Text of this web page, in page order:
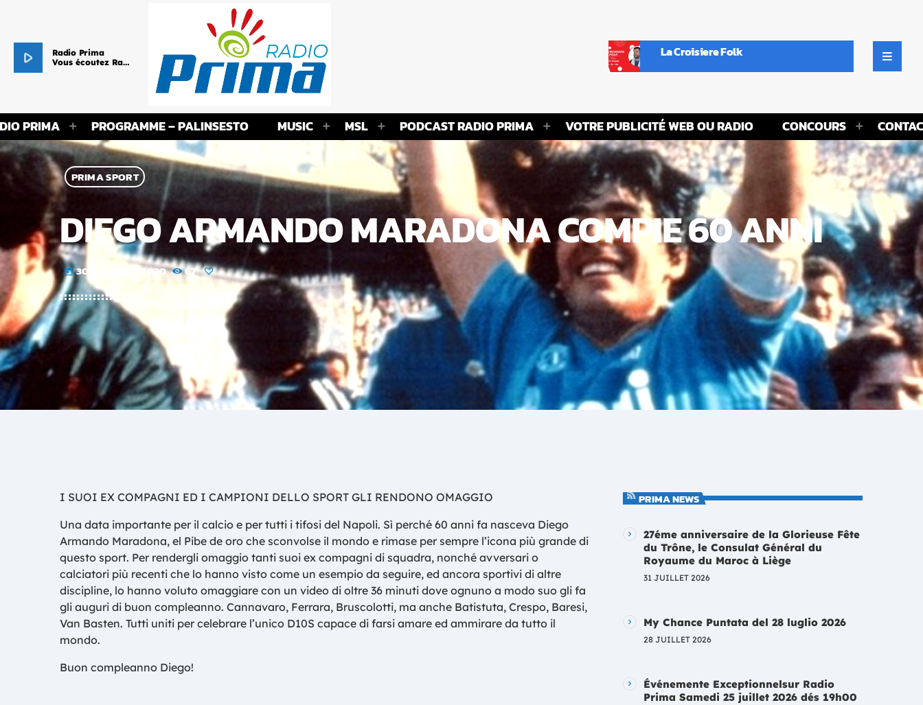
play_arrow
Radio Prima
Vous écoutez Radio Prima - Le cœur de vos Racines !
La Croisiere Folk
PRIMA PROGRAMME – PALINSESTO MUSIC MSL PODCAST RADIO PRIMA VOTRE PUBLICITÉ WEB OU RADIO CONCOURS
PRIMA SPORT
DIEGO ARMANDO MARADONA COMPIE 60 ANNI
today 30 OCTOBRE 2020 67
I SUOI EX COMPAGNI ED I CAMPIONI DELLO SPORT GLI RENDONO OMAGGIO
Una data importante per il calcio e per tutti i tifosi del Napoli. Sì perché 60 anni fa nasceva Diego
Armando Maradona, el Pibe de oro che sconvolse il mondo e rimase per sempre l’icona più grande di
questo sport. Per rendergli omaggio tanti suoi ex compagni di squadra, nonché avversari o
calciatori più recenti che lo hanno visto come un esempio da seguire, ed ancora sportivi di altre
discipline, lo hanno voluto omaggiare con un video di oltre 36 minuti dove ognuno a modo suo gli fa
gli auguri di buon compleanno. Cannavaro, Ferrara, Bruscolotti, ma anche Batistuta, Crespo, Baresi,
Van Basten. Tutti uniti per celebrare l’unico D10S capace di farsi amare ed ammirare da tutto il
mondo.
Buon compleanno Diego!
PRIMA NEWS
27éme anniversaire de la Glorieuse Fête
du Trône, le Consulat Général du
Royaume du Maroc à Liège
31 JUILLET 2026
My Chance Puntata del 28 luglio 2026
28 JUILLET 2026
Événemente Exceptionnelsur Radio
Prima Samedi 25 juillet 2026 dés 19h00